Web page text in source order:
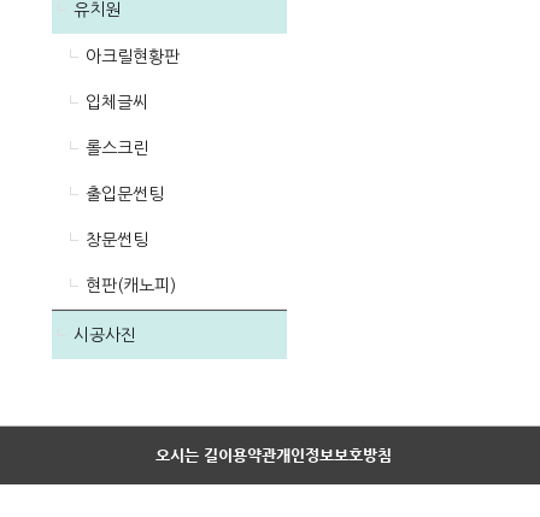
유치원
아크릴현황판
입체글씨
롤스크린
출입문썬팅
창문썬팅
현판(캐노피)
시공사진
오시는 길이용약관개인정보보호방침